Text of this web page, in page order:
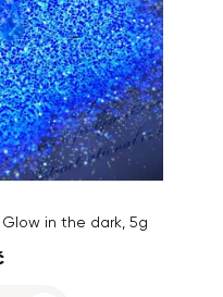
Glow in the dark, 5g